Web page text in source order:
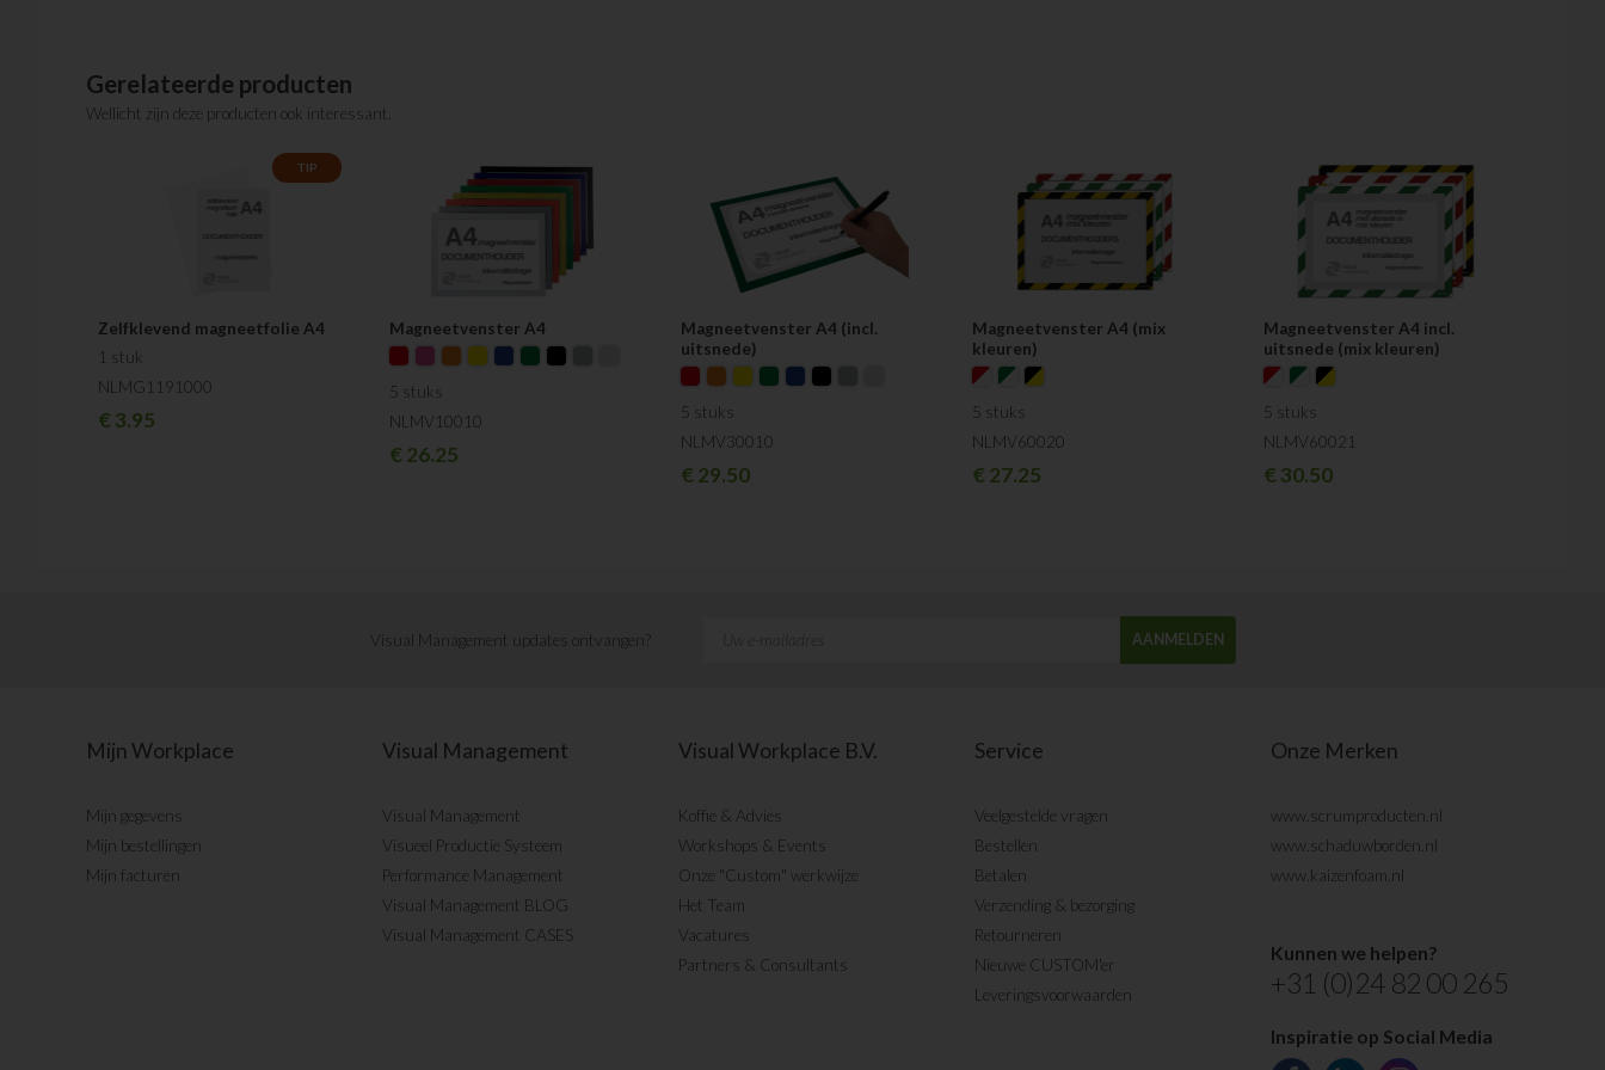
Gerelateerde producten
Wellicht zijn deze producten ook interessant.
TIP
Zelfklevend magneetfolie A4
1 stuk
NLMG1191000
€3.95
Magneetvenster A4
5 stuks
NLMV10010
€26.25
Magneetvenster A4 (incl.
uitsnede)
5 stuks
NLMV30010
€29.50
Magneetvenster A4 (mix
kleuren)
5 stuks
NLMV60020
€27.25
Magneetvenster A4 incl.
uitsnede (mix kleuren)
5 stuks
NLMV60021
€30.50
Visual Management updates ontvangen? AANMELDEN
Mijn Workplace
Mijn gegevens
Mijn bestellingen
Mijn facturen
Visual Management
Visual Management
Visueel Productie Systeem
Performance Management
Visual Management BLOG
Visual Management CASES
Visual Workplace B.V.
Koffie & Advies
Workshops & Events
Onze "Custom" werkwijze
Het Team
Vacatures
Partners & Consultants
Service
Veelgestelde vragen
Bestellen
Betalen
Verzending & bezorging
Retourneren
Nieuwe CUSTOM'er
Leveringsvoorwaarden
Onze Merken
www.scrumproducten.nl
www.schaduwborden.nl
www.kaizenfoam.nl
Kunnen we helpen?
+31 (0)24 82 00 265
Inspiratie op Social Media